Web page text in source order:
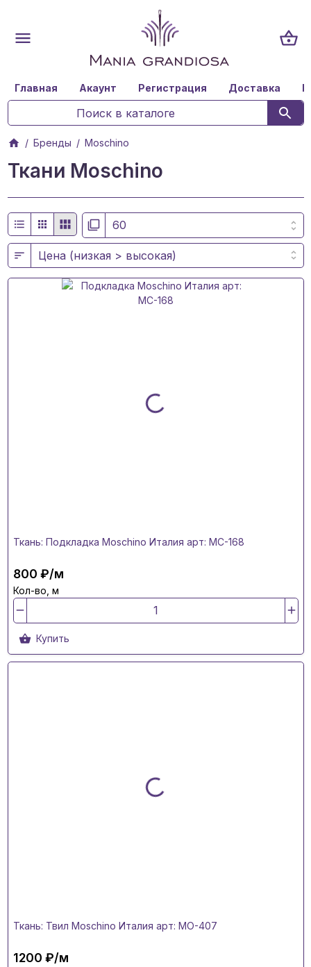
Главная Акаунт Регистрация Доставка
Бренды Moschino
Ткани Moschino
Ткань: Подкладка Moschino Италия арт: MC-168
800 ₽/м
Кол-во, м
Купить
Ткань: Твил Moschino Италия арт: MO-407
1200 ₽/м